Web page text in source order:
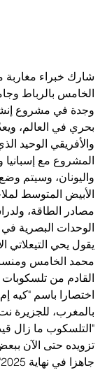
شارك خبراء
الخامس بالرباط
وجدة في مشروع
بحري في العالم،
والأفريقي الوحيد
المشروع مع إسبانيا
واليونان، وسيتم
الأبيض المتوسط
مصادر الطاقة،
الوحدات البصرية
يقول يحي التيعلاتي
محمد الخامس
القادم من تلسكوبات
بالمغرب، للجزيرة نت
"التلسكوب ما زال
تزويده حتى الآن
جاهزا في نهاية 2025".